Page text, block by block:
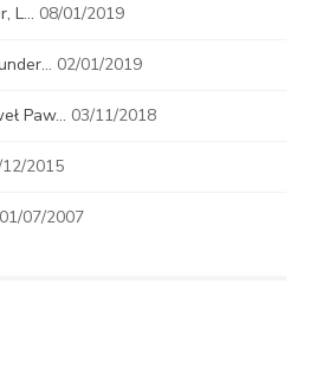
L… 08/01/2019
02/01/2019
Paw… 03/11/2018
2015
01/07/2007